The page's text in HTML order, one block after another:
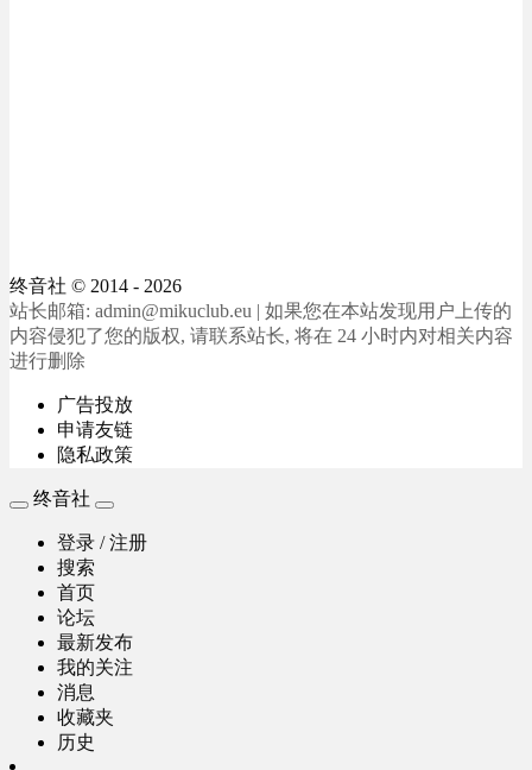
终音社 © 2014 - 2026
站长邮箱: admin@mikuclub.eu | 如果您在本站发现用户上传的
内容侵犯了您的版权, 请联系站长, 将在 24 小时内对相关内容
进行删除
广告投放
申请友链
隐私政策
终音社
登录 / 注册
搜索
首页
论坛
最新发布
我的关注
消息
收藏夹
历史